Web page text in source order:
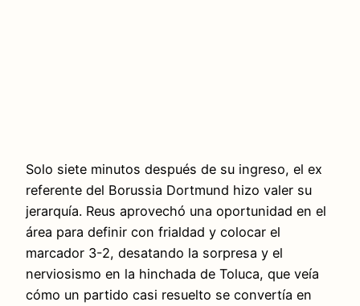
Solo siete minutos después de su ingreso, el ex
referente del Borussia Dortmund hizo valer su
jerarquía. Reus aprovechó una oportunidad en el
área para definir con frialdad y colocar el
marcador 3-2, desatando la sorpresa y el
nerviosismo en la hinchada de Toluca, que veía
cómo un partido casi resuelto se convertía en